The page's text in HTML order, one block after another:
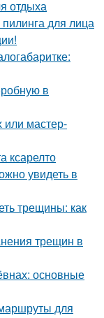
отдыха
для лица
в
или мастер-
ксарелто
увидеть в
трещины: как
трещин в
основные
для